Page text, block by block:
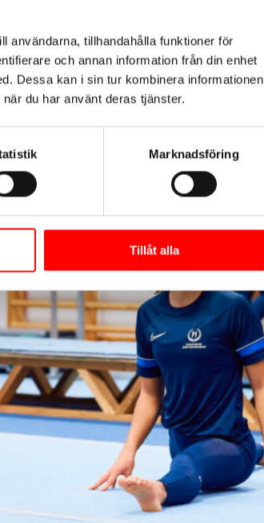
användarna, tillhandahålla funktioner för
och annan information från din enhet
Dessa kan i sin tur kombinera informationen
du har använt deras tjänster.
Marknadsföring
Tillåt alla